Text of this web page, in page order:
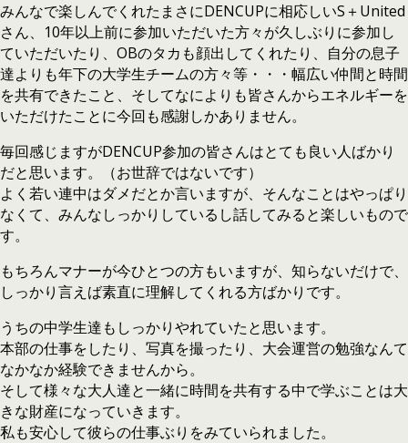
みんなで楽しんでくれたまさにDENCUPに相応しいS＋United
さん、10年以上前に参加いただいた方々が久しぶりに参加し
ていただいたり、OBのタカも顔出してくれたり、自分の息子
達よりも年下の大学生チームの方々等・・・幅広い仲間と時間
を共有できたこと、そしてなによりも皆さんからエネルギーを
いただけたことに今回も感謝しかありません。
毎回感じますがDENCUP参加の皆さんはとても良い人ばかり
だと思います。（お世辞ではないです）
よく若い連中はダメだとか言いますが、そんなことはやっぱり
なくて、みんなしっかりしているし話してみると楽しいもので
す。
もちろんマナーが今ひとつの方もいますが、知らないだけで、
しっかり言えば素直に理解してくれる方ばかりです。
うちの中学生達もしっかりやれていたと思います。
本部の仕事をしたり、写真を撮ったり、大会運営の勉強なんて
なかなか経験できませんから。
そして様々な大人達と一緒に時間を共有する中で学ぶことは大
きな財産になっていきます。
私も安心して彼らの仕事ぶりをみていられました。